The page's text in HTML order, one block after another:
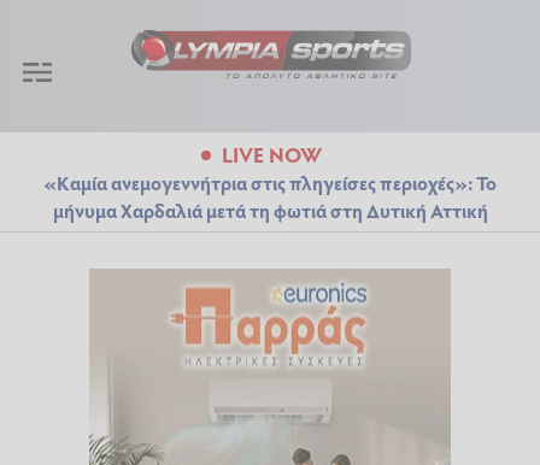
LIVE NOW
«Καμία ανεμογεννήτρια στις πληγείσες περιοχές»: Το
μήνυμα Χαρδαλιά μετά τη φωτιά στη Δυτική Αττική